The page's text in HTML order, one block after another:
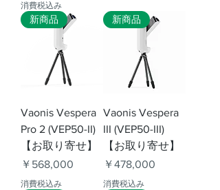
消費税込み
新商品
Vaonis Vespera
Pro 2 (VEP50-II)
【お取り寄せ】
価格
￥568,000
消費税込み
新商品
Vaonis Vespera
III (VEP50-III)
【お取り寄せ】
価格
￥478,000
消費税込み